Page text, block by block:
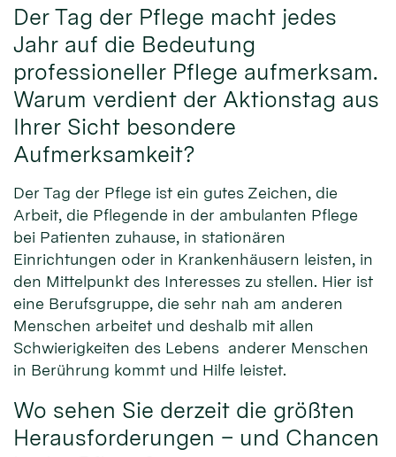
Der Tag der Pflege macht jedes
Jahr auf die Bedeutung
professioneller Pflege aufmerksam.
Warum verdient der Aktionstag aus
Ihrer Sicht besondere
Aufmerksamkeit?
Der Tag der Pflege ist ein gutes Zeichen, die
Arbeit, die Pflegende in der ambulanten Pflege
bei Patienten zuhause, in stationären
Einrichtungen oder in Krankenhäusern leisten, in
den Mittelpunkt des Interesses zu stellen. Hier ist
eine Berufsgruppe, die sehr nah am anderen
Menschen arbeitet und deshalb mit allen
Schwierigkeiten des Lebens anderer Menschen
in Berührung kommt und Hilfe leistet.
Wo sehen Sie derzeit die größten
Herausforderungen – und Chancen